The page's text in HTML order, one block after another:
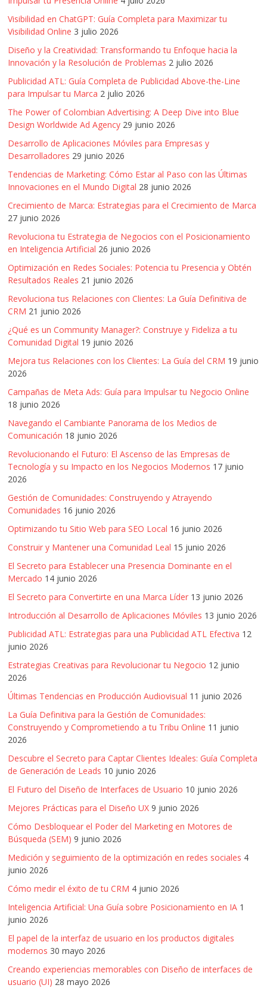
Visibilidad en ChatGPT: Guía Completa para Maximizar tu
Visibilidad Online 3 julio 2026
Diseño y la Creatividad: Transformando tu Enfoque hacia la
Innovación y la Resolución de Problemas 2 julio 2026
Publicidad ATL: Guía Completa de Publicidad Above-the-Line
para Impulsar tu Marca 2 julio 2026
The Power of Colombian Advertising: A Deep Dive into Blue
Design Worldwide Ad Agency 29 junio 2026
Desarrollo de Aplicaciones Móviles para Empresas y
Desarrolladores 29 junio 2026
Tendencias de Marketing: Cómo Estar al Paso con las Últimas
Innovaciones en el Mundo Digital 28 junio 2026
Crecimiento de Marca: Estrategias para el Crecimiento de Marca
27 junio 2026
Revoluciona tu Estrategia de Negocios con el Posicionamiento
en Inteligencia Artificial 26 junio 2026
Optimización en Redes Sociales: Potencia tu Presencia y Obtén
Resultados Reales 21 junio 2026
Revoluciona tus Relaciones con Clientes: La Guía Definitiva de
CRM 21 junio 2026
¿Qué es un Community Manager?: Construye y Fideliza a tu
Comunidad Digital 19 junio 2026
Mejora tus Relaciones con los Clientes: La Guía del CRM 19 junio
2026
Campañas de Meta Ads: Guía para Impulsar tu Negocio Online
18 junio 2026
Navegando el Cambiante Panorama de los Medios de
Comunicación 18 junio 2026
Revolucionando el Futuro: El Ascenso de las Empresas de
Tecnología y su Impacto en los Negocios Modernos 17 junio
2026
Gestión de Comunidades: Construyendo y Atrayendo
Comunidades 16 junio 2026
Optimizando tu Sitio Web para SEO Local 16 junio 2026
Construir y Mantener una Comunidad Leal 15 junio 2026
El Secreto para Establecer una Presencia Dominante en el
Mercado 14 junio 2026
El Secreto para Convertirte en una Marca Líder 13 junio 2026
Introducción al Desarrollo de Aplicaciones Móviles 13 junio 2026
Publicidad ATL: Estrategias para una Publicidad ATL Efectiva 12
junio 2026
Estrategias Creativas para Revolucionar tu Negocio 12 junio
2026
Últimas Tendencias en Producción Audiovisual 11 junio 2026
La Guía Definitiva para la Gestión de Comunidades:
Construyendo y Comprometiendo a tu Tribu Online 11 junio
2026
Descubre el Secreto para Captar Clientes Ideales: Guía Completa
de Generación de Leads 10 junio 2026
El Futuro del Diseño de Interfaces de Usuario 10 junio 2026
Mejores Prácticas para el Diseño UX 9 junio 2026
Cómo Desbloquear el Poder del Marketing en Motores de
Búsqueda (SEM) 9 junio 2026
Medición y seguimiento de la optimización en redes sociales 4
junio 2026
Cómo medir el éxito de tu CRM 4 junio 2026
Inteligencia Artificial: Una Guía sobre Posicionamiento en IA 1
junio 2026
El papel de la interfaz de usuario en los productos digitales
modernos 30 mayo 2026
Creando experiencias memorables con Diseño de interfaces de
usuario (UI) 28 mayo 2026